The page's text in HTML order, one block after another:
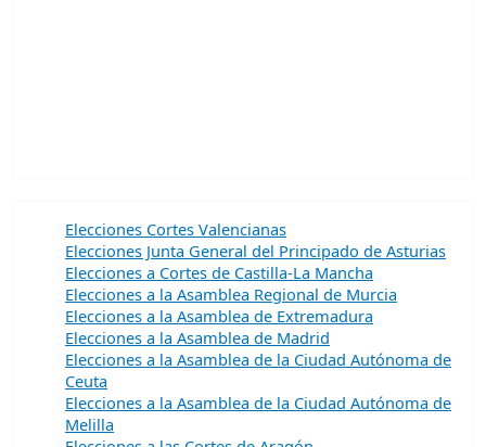
Elecciones Cortes Valencianas
Elecciones Junta General del Principado de Asturias
Elecciones a Cortes de Castilla-La Mancha
Elecciones a la Asamblea Regional de Murcia
Elecciones a la Asamblea de Extremadura
Elecciones a la Asamblea de Madrid
Elecciones a la Asamblea de la Ciudad Autónoma de
Ceuta
Elecciones a la Asamblea de la Ciudad Autónoma de
Melilla